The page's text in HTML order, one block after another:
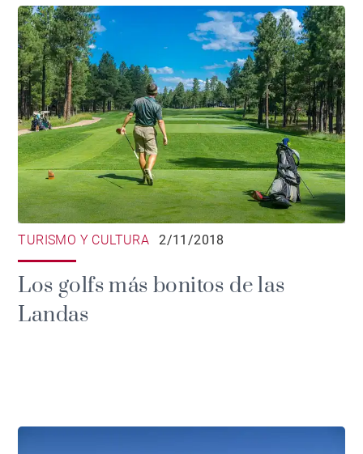
TURISMO Y CULTURA 2/11/2018
Los golfs más bonitos de las
Landas